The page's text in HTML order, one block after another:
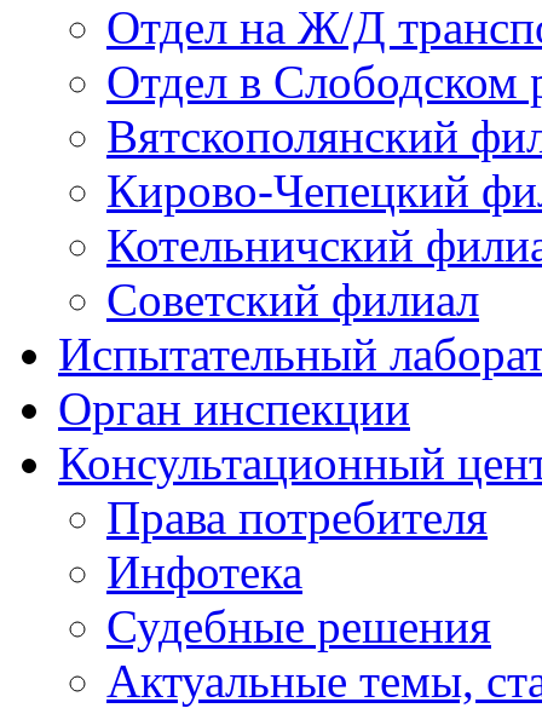
Отдел на Ж/Д
Отдел в Слободском
Вятскополянский
Кирово-Чепецкий
Котельничский
Советский филиал
Испытательный
Орган инспекции
Консультационный
Права потребителя
Инфотека
Судебные решения
Актуальные темы,